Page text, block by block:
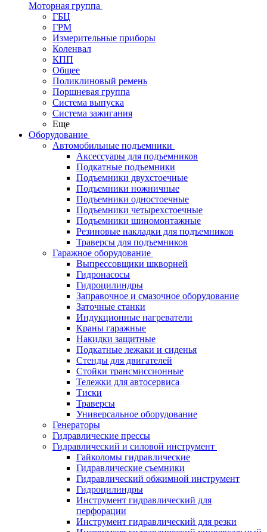
Моторная группа
ГБЦ
ГРМ
Измерительные приборы
Коленвал
КПП
Общее
Поликлиновый ремень
Поршневая группа
Система выпуска
Система зажигания
Еще
Оборудование
Автомобильные подъемники
Аксессуары для подъемников
Подкатные подъемники
Подъемники двухстоечные
Подъемники ножничные
Подъемники одностоечные
Подъемники четырехстоечные
Подъемники шиномонтажные
Резиновые накладки для подъемников
Траверсы для подъемников
Гаражное оборудование
Выпрессовщики шкворней
Гидронасосы
Гидроцилиндры
Заправочное и смазочное оборудование
Заточные станки
Индукционные нагреватели
Краны гаражные
Накидки защитные
Подкатные лежаки и сиденья
Стенды для двигателей
Стойки трансмиссионные
Тележки для автосервиса
Тиски
Траверсы
Универсальное оборудование
Генераторы
Гидравлические прессы
Гидравлический и силовой инструмент
Гайколомы гидравлические
Гидравлические съемники
Гидравлический обжимной инструмент
Гидроцилиндры
Инструмент гидравлический для
перфорации
Инструмент гидравлический для резки